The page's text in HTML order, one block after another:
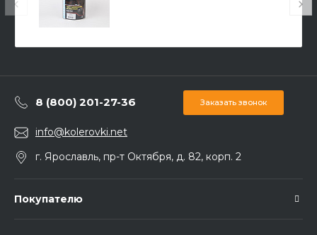
8 (800) 201-27-36 Заказать звонок
info@kolerovki.net
г. Ярославль, пр-т Октября, д. 82, корп. 2
Покупателю